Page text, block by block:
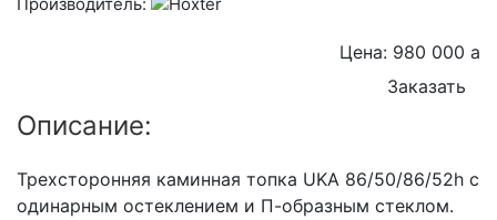
Цена: 980 000 a
Заказать
Описание:
Трехсторонняя каминная топка UKA 86/50/86/52h с
одинарным остеклением и П-образным стеклом.